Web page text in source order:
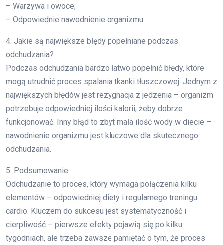
– Warzywa i owoce;
– Odpowiednie nawodnienie organizmu.
4. Jakie są największe błędy popełniane podczas
odchudzania?
Podczas odchudzania bardzo łatwo popełnić błędy, które
mogą utrudnić proces spalania tkanki tłuszczowej. Jednym z
największych błędów jest rezygnacja z jedzenia – organizm
potrzebuje odpowiedniej ilości kalorii, żeby dobrze
funkcjonować. Inny błąd to zbyt mała ilość wody w diecie –
nawodnienie organizmu jest kluczowe dla skutecznego
odchudzania.
5. Podsumowanie
Odchudzanie to proces, który wymaga połączenia kilku
elementów – odpowiedniej diety i regularnego treningu
cardio. Kluczem do sukcesu jest systematyczność i
cierpliwość – pierwsze efekty pojawią się po kilku
tygodniach, ale trzeba zawsze pamiętać o tym, że proces